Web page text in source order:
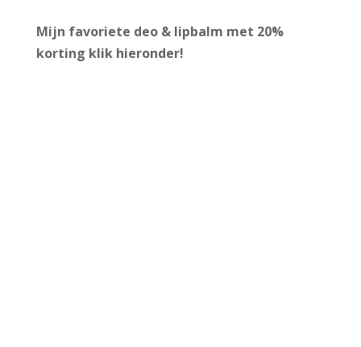
Mijn favoriete deo & lipbalm met 20%
korting klik hieronder!